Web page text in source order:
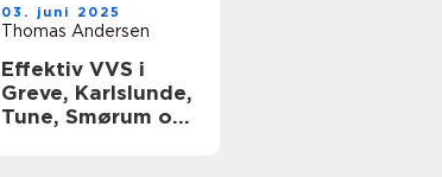
03. juni 2025
Thomas Andersen
Effektiv VVS i
Greve, Karlslunde,
Tune, Smørum og